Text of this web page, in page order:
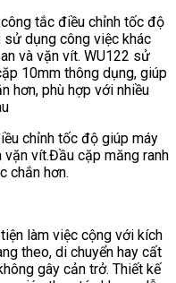
tắc điều chỉnh tốc độ
sử dụng công việc khác
và vặn vít. WU122 sử
10mm thông dụng, giúp
hơn, phù hợp với nhiều
chỉnh tốc độ giúp máy
vít.Đầu cặp măng ranh
chắn hơn.
làm việc cộng với kích
theo, di chuyển hay cất
gây cản trở. Thiết kế